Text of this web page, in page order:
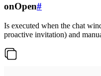
onOpen#
Is executed when the chat
proactive invitation) and